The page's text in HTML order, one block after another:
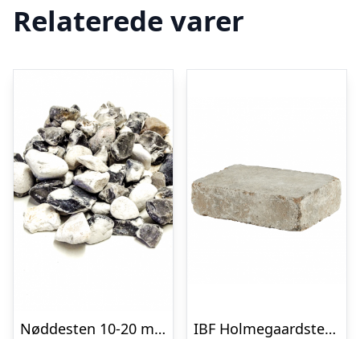
Relaterede varer
Nøddesten 10-20 mm – Big Bag 500 kg
IBF Holmegaardsten 14x21x5 cm Gyldenmix